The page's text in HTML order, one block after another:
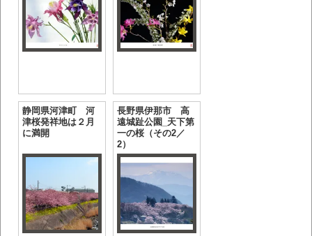
静岡県河津町 河
津桜発祥地は２月
に満開
長野県伊那市 高
遠城趾公園_天下第
一の桜（その2／
2）